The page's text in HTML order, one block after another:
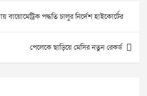
বায়োমেট্রিক পদ্ধতি চালুর নির্দেশ হাইকোর্টের
পেলেকে ছাড়িয়ে মেসির নতুন রেকর্ড